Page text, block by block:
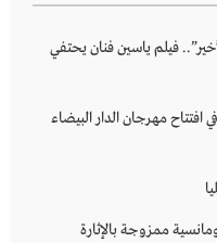
فيلم ياسين فنان يحتفي
افتتاح مهرجان الدار البيضاء
رومانسية ممزوجة بالإثارة